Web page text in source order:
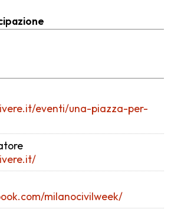
eventi/una-piazza-per-
milanocivilweek/